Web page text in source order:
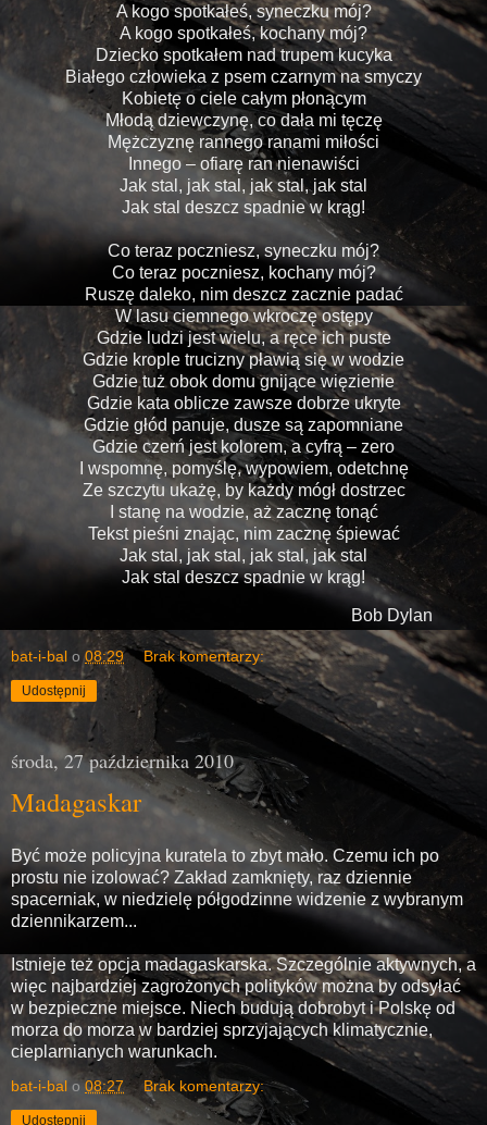
A kogo spotkałeś, syneczku mój?
A kogo spotkałeś, kochany mój?
Dziecko spotkałem nad trupem kucyka
Białego człowieka z psem czarnym na smyczy
Kobietę o ciele całym płonącym
Młodą dziewczynę, co dała mi tęczę
Mężczyznę rannego ranami miłości
Innego – ofiarę ran nienawiści
Jak stal, jak stal, jak stal, jak stal
Jak stal deszcz spadnie w krąg!
Co teraz poczniesz, syneczku mój?
Co teraz poczniesz, kochany mój?
Ruszę daleko, nim deszcz zacznie padać
W lasu ciemnego wkroczę ostępy
Gdzie ludzi jest wielu, a ręce ich puste
Gdzie krople trucizny pławią się w wodzie
Gdzie tuż obok domu gnijące więzienie
Gdzie kata oblicze zawsze dobrze ukryte
Gdzie głód panuje, dusze są zapomniane
Gdzie czerń jest kolorem, a cyfrą – zero
I wspomnę, pomyślę, wypowiem, odetchnę
Ze szczytu ukażę, by każdy mógł dostrzec
I stanę na wodzie, aż zacznę tonąć
Tekst pieśni znając, nim zacznę śpiewać
Jak stal, jak stal, jak stal, jak stal
Jak stal deszcz spadnie w krąg!
Bob Dylan
bat-i-bal o08:29 Brak komentarzy:
Udostępnij
środa, 27 października 2010
Madagaskar
Być może policyjna kuratela to zbyt mało. Czemu ich po
prostu nie izolować? Zakład zamknięty, raz dziennie
spacerniak, w niedzielę półgodzinne widzenie z wybranym
dziennikarzem...
Istnieje też opcja madagaskarska. Szczególnie aktywnych, a
więc najbardziej zagrożonych polityków można by odsyłać
w bezpieczne miejsce. Niech budują dobrobyt i Polskę od
morza do morza w bardziej sprzyjających klimatycznie,
cieplarnianych warunkach.
bat-i-bal o08:27 Brak komentarzy:
Udostępnij